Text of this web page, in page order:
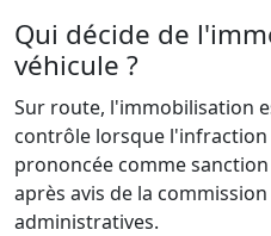
Qui décide de
véhicule ?
Sur route, l'immobilisation
contrôle lorsque l'infraction
prononcée comme
après avis de la
administratives.